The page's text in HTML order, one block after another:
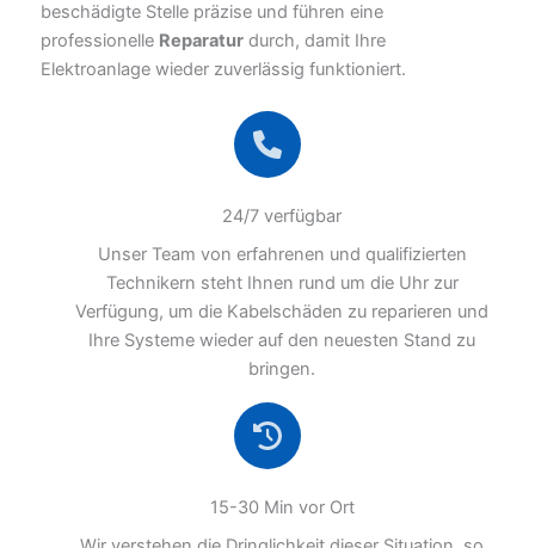
beschädigte Stelle präzise und führen eine
professionelle Reparatur durch, damit Ihre
Elektroanlage wieder zuverlässig funktioniert.
24/7 verfügbar
Unser Team von erfahrenen und qualifizierten
Technikern steht Ihnen rund um die Uhr zur
Verfügung, um die Kabelschäden zu reparieren und
Ihre Systeme wieder auf den neuesten Stand zu
bringen.
15-30 Min vor Ort